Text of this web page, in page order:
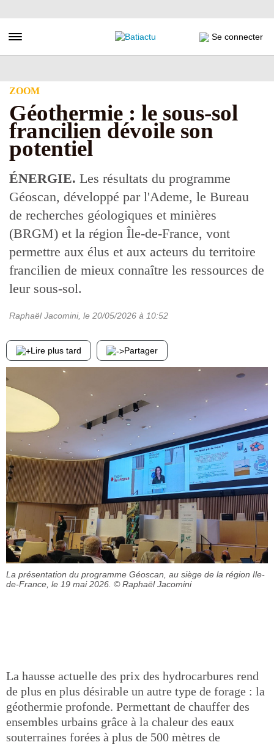
au
principal
Toggle navigation Se connecter
ZOOM
Géothermie : le sous-sol
francilien dévoile son
potentiel
ÉNERGIE. Les résultats du programme
Géoscan, développé par l'Ademe, le Bureau
de recherches géologiques et minières
(BRGM) et la région Île-de-France, vont
permettre aux élus et aux acteurs du territoire
francilien de mieux connaître les ressources de
leur sous-sol.
Raphaël Jacomini, le 20/05/2026 à 10:52
Lire plus tard Partager
La présentation du programme Géoscan, au siège de la région Ile-
de-France, le 19 mai 2026. © Raphaël Jacomini
La hausse actuelle des prix des hydrocarbures rend
de plus en plus désirable un autre type de forage : la
géothermie profonde. Permettant de chauffer des
ensembles urbains grâce à la chaleur des eaux
souterraines forées à plus de 500 mètres de